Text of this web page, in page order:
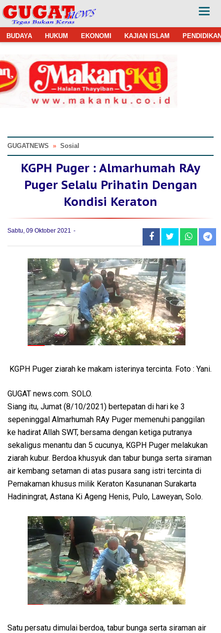
BUDAYA HUKUM EKONOMI KAJIAN ISLAM
GUGATNEWS » Sosial
KGPH Puger : Almarhumah RAy
Puger Selalu Prihatin Dengan
Kondisi Keraton
Sabtu, 09 Oktober 2021
KGPH Puger ziarah ke makam isterinya tercinta. Foto : Yani.
GUGAT news.com. SOLO.
Siang itu, Jumat (8/10/2021) bertepatan di hari ke 3
sepeninggal Almarhumah RAy Puger memenuhi panggilan
ke hadirat Allah SWT, bersama dengan ketiga putranya
sekaligus menantu dan 5 cucunya, KGPH Puger melakukan
ziarah kubur. Berdoa khusyuk dan tabur bunga serta siraman
air kembang setaman di atas pusara sang istri tercinta di
Pemakaman khusus milik Keraton Kasunanan Surakarta
Hadiningrat, Astana Ki Ageng Henis, Pulo, Laweyan, Solo.
Satu persatu dimulai berdoa, tabur bunga serta siraman air